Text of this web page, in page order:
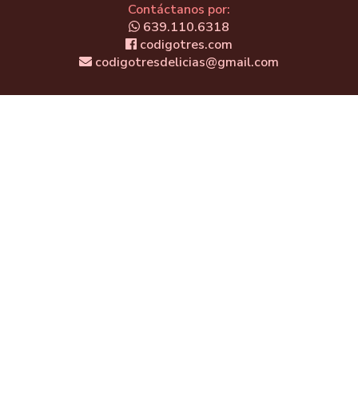
Contáctanos por:
639.110.6318
codigotres.com
codigotresdelicias@gmail.com